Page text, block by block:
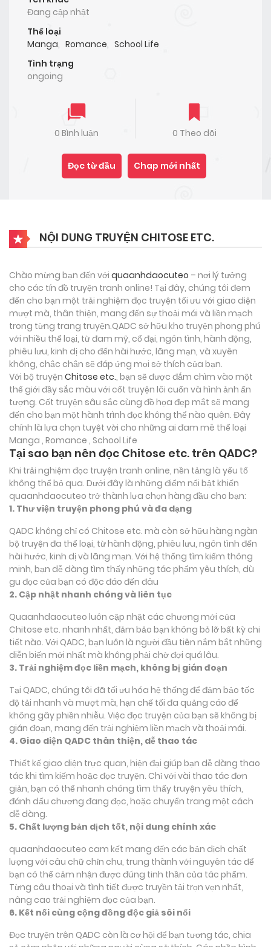
Đang cập nhật
Thể loại
Manga, Romance, School Life
Tình trạng
ongoing
0 Bình luận 0 Theo dõi
Đọc từ đầu Chap mới nhất
NỘI DUNG TRUYỆN CHITOSE ETC.
Chào mừng bạn đến với quaanhdaocuteo – nơi lý tưởng
cho các tín đồ truyện tranh online! Tại đây, chúng tôi đem
đến cho bạn một trải nghiệm đọc truyện tối ưu với giao diện
mượt mà, thân thiện, mang đến sự thoải mái và liền mạch
trong từng trang truyện.QADC sở hữu kho truyện phong phú
với nhiều thể loại, từ đam mỹ, cổ đại, ngôn tình, hành động,
phiêu lưu, kinh dị cho đến hài hước, lãng mạn, và xuyên
không, chắc chắn sẽ đáp ứng mọi sở thích của bạn.
Với bộ truyện Chitose etc., bạn sẽ được đắm chìm vào một
thế giới đầy sắc màu với cốt truyện lôi cuốn và hình ảnh ấn
tượng. Cốt truyện sâu sắc cùng đồ họa đẹp mắt sẽ mang
đến cho bạn một hành trình đọc không thể nào quên. Đây
chính là lựa chọn tuyệt vời cho những ai đam mê thể loại
Manga , Romance , School Life
Tại sao bạn nên đọc Chitose etc. trên QADC?
Khi trải nghiệm đọc truyện tranh online, nền tảng là yếu tố
không thể bỏ qua. Dưới đây là những điểm nổi bật khiến
quaanhdaocuteo trở thành lựa chọn hàng đầu cho bạn:
1. Thư viện truyện phong phú và đa dạng
QADC không chỉ có Chitose etc. mà còn sở hữu hàng ngàn
bộ truyện đa thể loại, từ hành động, phiêu lưu, ngôn tình đến
hài hước, kinh dị và lãng mạn. Với hệ thống tìm kiếm thông
minh, bạn dễ dàng tìm thấy những tác phẩm yêu thích, dù
gu đọc của bạn có độc đáo đến đâu
2. Cập nhật nhanh chóng và liên tục
Quaanhdaocuteo luôn cập nhật các chương mới của
Chitose etc. nhanh nhất, đảm bảo bạn không bỏ lỡ bất kỳ chi
tiết nào. Với QADC, bạn luôn là người đầu tiên nắm bắt những
diễn biến mới nhất mà không phải chờ đợi quá lâu.
3. Trải nghiệm đọc liền mạch, không bị gián đoạn
Tại QADC, chúng tôi đã tối ưu hóa hệ thống để đảm bảo tốc
độ tải nhanh và mượt mà, hạn chế tối đa quảng cáo để
không gây phiền nhiễu. Việc đọc truyện của bạn sẽ không bị
gián đoạn, mang đến trải nghiệm liền mạch và thoải mái.
4. Giao diện QADC thân thiện, dễ thao tác
Thiết kế giao diện trực quan, hiện đại giúp bạn dễ dàng thao
tác khi tìm kiếm hoặc đọc truyện. Chỉ với vài thao tác đơn
giản, bạn có thể nhanh chóng tìm thấy truyện yêu thích,
đánh dấu chương đang đọc, hoặc chuyển trang một cách
dễ dàng.
5. Chất lượng bản dịch tốt, nội dung chính xác
quaanhdaocuteo cam kết mang đến các bản dịch chất
lượng với câu chữ chỉn chu, trung thành với nguyên tác để
bạn có thể cảm nhận được đúng tinh thần của tác phẩm.
Từng câu thoại và tình tiết được truyền tải trọn vẹn nhất,
nâng cao trải nghiệm đọc của bạn.
6. Kết nối cùng cộng đồng độc giả sôi nổi
Đọc truyện trên QADC còn là cơ hội để bạn tương tác, chia